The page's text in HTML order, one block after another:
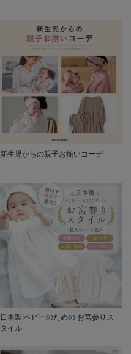
新生児からの親子お揃いコーデ
日本製!ベビーのための お宮参りス
タイル